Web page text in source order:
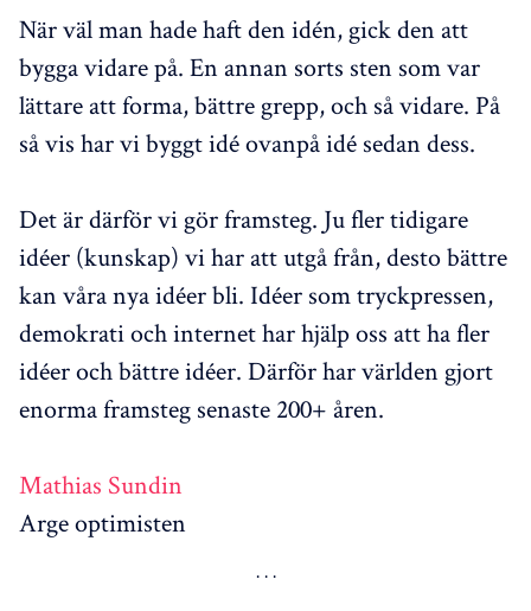
När väl man hade haft den idén, gick den att
bygga vidare på. En annan sorts sten som var
lättare att forma, bättre grepp, och så vidare. På
så vis har vi byggt idé ovanpå idé sedan dess.
Det är därför vi gör framsteg. Ju fler tidigare
idéer (kunskap) vi har att utgå från, desto bättre
kan våra nya idéer bli. Idéer som tryckpressen,
demokrati och internet har hjälp oss att ha fler
idéer och bättre idéer. Därför har världen gjort
enorma framsteg senaste 200+ åren.
Mathias Sundin
Arge optimisten